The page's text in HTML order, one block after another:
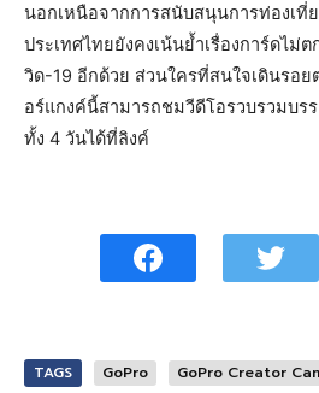
นอกเหนือจากการสนับสนุนการท่องเที่
ประเทศไทยยังคงเน้นย้ำเรื่องการ์ดไม่
วิด-19 อีกด้วย ส่วนใครที่สนใจเดินรอย
อร์แกงค์นี้สามารถชมวีดีโอรวบรวมบร
ทั้ง 4 วันได้ที่ลิงค์
TAGS GoPro
GoPro Creator